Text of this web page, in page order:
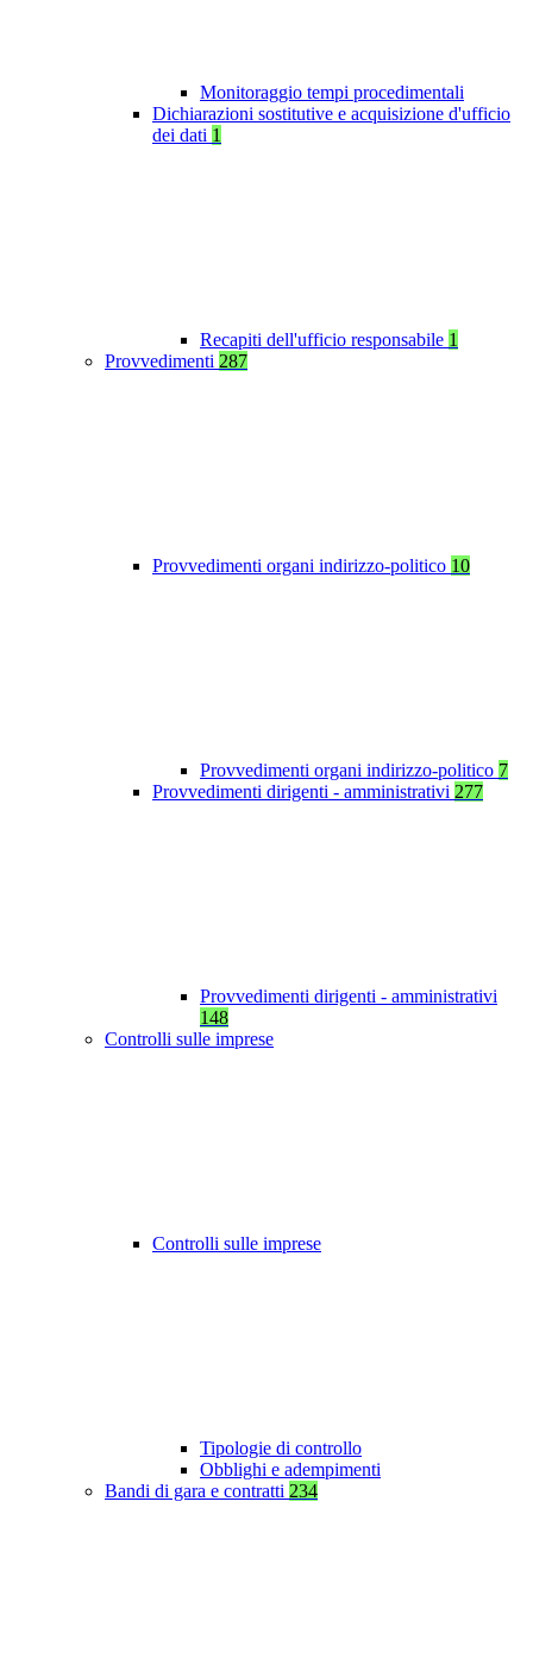
Monitoraggio tempi procedimentali
Dichiarazioni sostitutive e acquisizione d'ufficio
dei dati 1
Recapiti dell'ufficio responsabile 1
Provvedimenti 287
Provvedimenti organi indirizzo-politico 10
Provvedimenti organi indirizzo-politico 7
Provvedimenti dirigenti - amministrativi 277
Provvedimenti dirigenti - amministrativi
148
Controlli sulle imprese
Controlli sulle imprese
Tipologie di controllo
Obblighi e adempimenti
Bandi di gara e contratti 234